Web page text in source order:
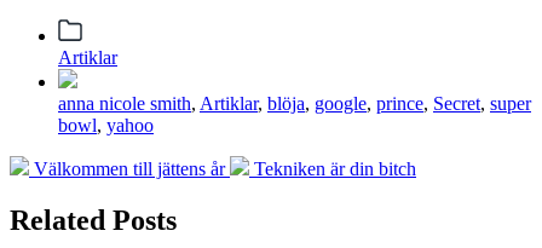
Posted
in
Artiklar
Tagged
with
anna nicole smith, Artiklar, blöja, google, prince, Secret, super
bowl, yahoo
Previous
Välkommen till jättens år
Next
Tekniken är din bitch
Related Posts